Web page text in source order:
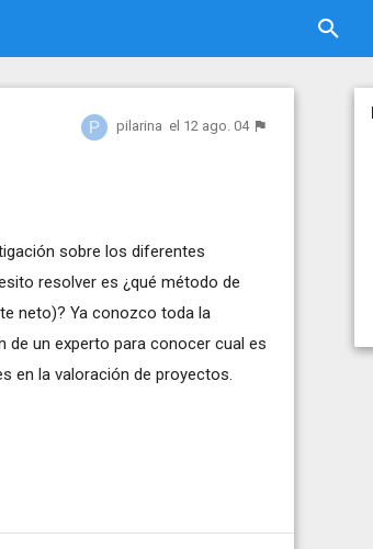
pilarina el 12 ago. 04
sobre los diferentes
resolver es ¿qué método de
neto)? Ya conozco toda la
de un experto para conocer cual es
en la valoración de proyectos.